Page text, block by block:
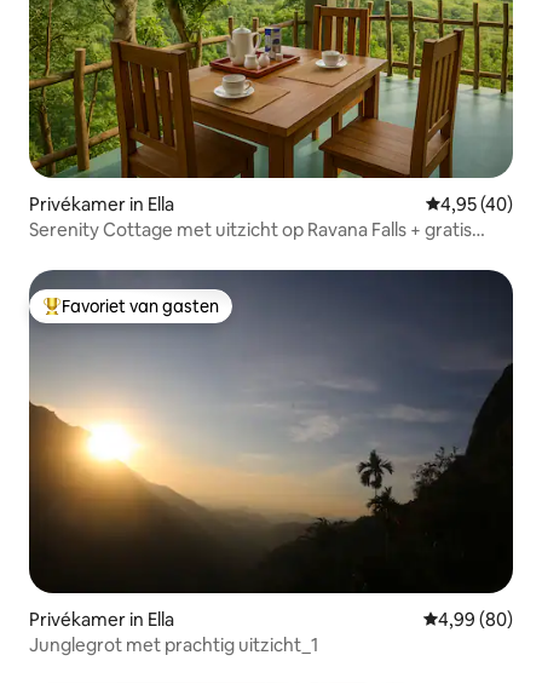
Privékamer in Ella Gemiddelde
4,95 (40)
Serenity Cottage met uitzicht op Ravana Falls + gratis
Topfavoriet van gasten
Favoriet van gasten
Privékamer in Ella Gemiddelde
4,99 (80)
Junglegrot met prachtig uitzicht_1